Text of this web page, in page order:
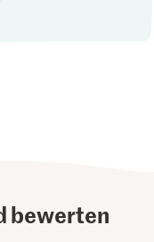
bewerten